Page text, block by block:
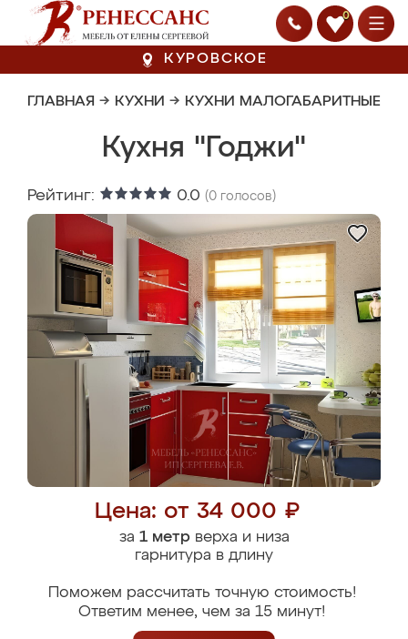
0
КУРОВСКОЕ
ГЛАВНАЯ → КУХНИ → КУХНИ МАЛОГАБАРИТНЫЕ
Кухня "Годжи"
Рейтинг: 0.0 (0 голосов)
Цена: от 34 000 ₽
за 1 метрверха и низа
гарнитура в длину
Поможем рассчитать точную стоимость!
Ответим менее, чем за 15 минут!